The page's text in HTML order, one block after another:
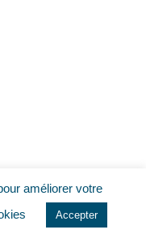
améliorer votre
Accepter